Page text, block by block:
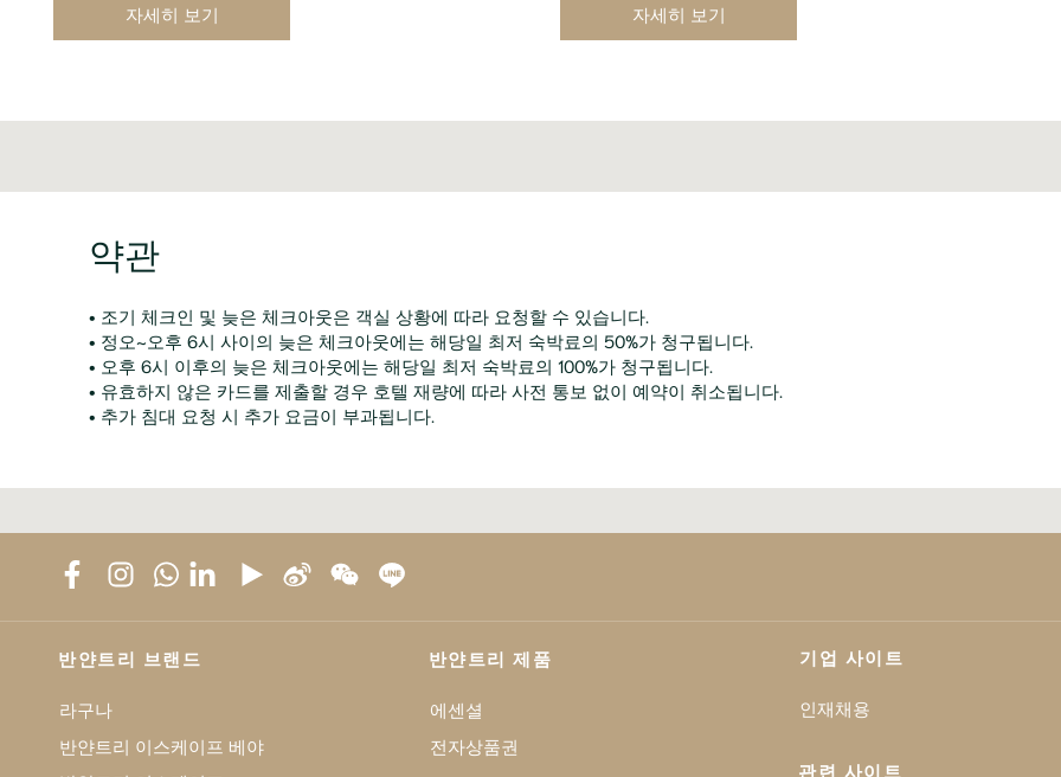
자세히 보기 자세히 보기
약관
• 조기 체크인 및 늦은 체크아웃은 객실 상황에 따라 요청할 수 있습니다.
• 정오~오후 6시 사이의 늦은 체크아웃에는 해당일 최저 숙박료의 50%가 청구됩니다.
• 오후 6시 이후의 늦은 체크아웃에는 해당일 최저 숙박료의 100%가 청구됩니다.
• 유효하지 않은 카드를 제출할 경우 호텔 재량에 따라 사전 통보 없이 예약이 취소됩니다.
• 추가 침대 요청 시 추가 요금이 부과됩니다.
반얀트리 브랜드
라구나
반얀트리 이스케이프 베야
반얀트리 제품
에센셜
전자상품권
기업 사이트
인재채용
관련 사이트